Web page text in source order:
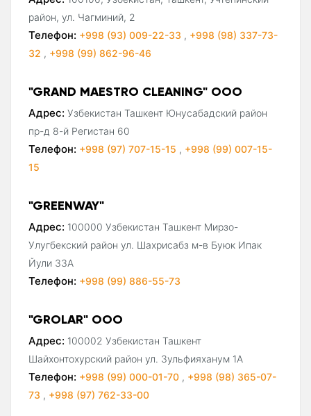
район, ул. Чагминий, 2
Телефон: +998 (93) 009-22-33 , +998 (98) 337-73-
32 , +998 (99) 862-96-46
"GRAND MAESTRO CLEANING" ООО
Адрес: Узбекистан Ташкент Юнусабадский район
пр-д 8-й Регистан 60
Телефон: +998 (97) 707-15-15 , +998 (99) 007-15-
15
"GREENWAY"
Адрес: 100000 Узбекистан Ташкент Мирзо-
Улугбекский район ул. Шахрисабз м-в Буюк Ипак
Йули 33А
Телефон: +998 (99) 886-55-73
"GROLAR" ООО
Адрес: 100002 Узбекистан Ташкент
Шайхонтохурский район ул. Зульфияханум 1А
Телефон: +998 (99) 000-01-70 , +998 (98) 365-07-
73 , +998 (97) 762-33-00